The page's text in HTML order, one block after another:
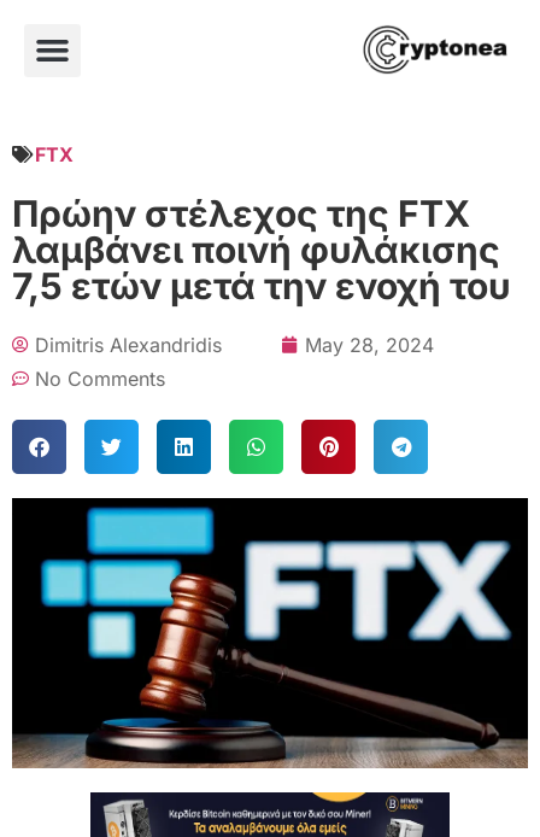
FTX
Πρώην στέλεχος της FTX
λαμβάνει ποινή φυλάκισης
7,5 ετών μετά την ενοχή του
Dimitris Alexandridis
May 28, 2024
No Comments